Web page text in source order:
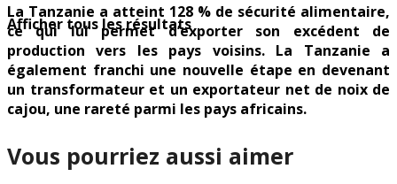
Afficher tous les résultats
La Tanzanie a atteint 128 % de sécurité alimentaire,
ce qui lui permet d’exporter son excédent de
production vers les pays voisins. La Tanzanie a
également franchi une nouvelle étape en devenant
un transformateur et un exportateur net de noix de
cajou, une rareté parmi les pays africains.
Vous pourriez aussi aimer